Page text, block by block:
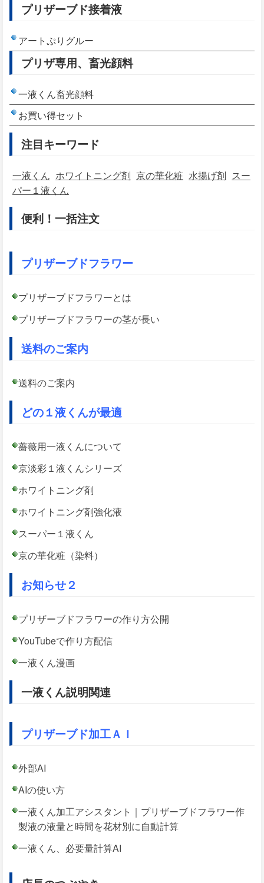
プリザーブド接着液
アートぷりグルー
プリザ専用、畜光顔料
一液くん畜光顔料
お買い得セット
注目キーワード
一液くん ホワイトニング剤 京の華化粧 水揚げ剤 スー
パー１液くん
便利！一括注文
プリザーブドフラワー
プリザーブドフラワーとは
プリザーブドフラワーの茎が長い
送料のご案内
送料のご案内
どの１液くんが最適
薔薇用一液くんについて
京淡彩１液くんシリーズ
ホワイトニング剤
ホワイトニング剤強化液
スーパー１液くん
京の華化粧（染料）
お知らせ２
プリザーブドフラワーの作り方公開
YouTubeで作り方配信
一液くん漫画
一液くん説明関連
プリザーブド加工ＡＩ
外部AI
AIの使い方
一液くん加工アシスタント｜プリザーブドフラワー作
製液の液量と時間を花材別に自動計算
一液くん、必要量計算AI